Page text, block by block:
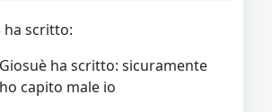
ha scritto:
Giosuè ha scritto: sicuramente
ho capito male io